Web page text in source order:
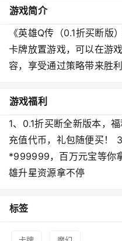
游戏简介
《英雄Q传（0.1折买断版
卡牌放置游戏，可以在游
容，享受通过策略带来胜利
游戏福利
1、0.1折买断全新版本，
充值代币，礼包随便买！
*999999，百万元宝等你
雄升星资源拿不停
标签